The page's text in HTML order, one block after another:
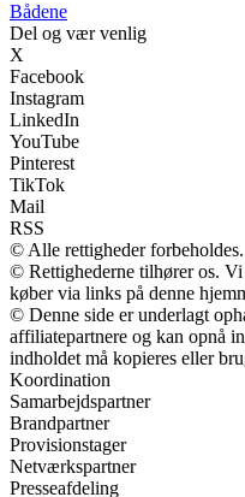
Bådene
Del og vær venlig
X
Facebook
Instagram
LinkedIn
YouTube
Pinterest
TikTok
Mail
RSS
© Alle rettigheder forbeholdes.
© Rettighederne tilhører os.
køber via links på denne
© Denne side er underlagt
affiliatepartnere og kan opnå
indholdet må kopieres eller
Koordination
Samarbejdspartner
Brandpartner
Provisionstager
Netværkspartner
Presseafdeling